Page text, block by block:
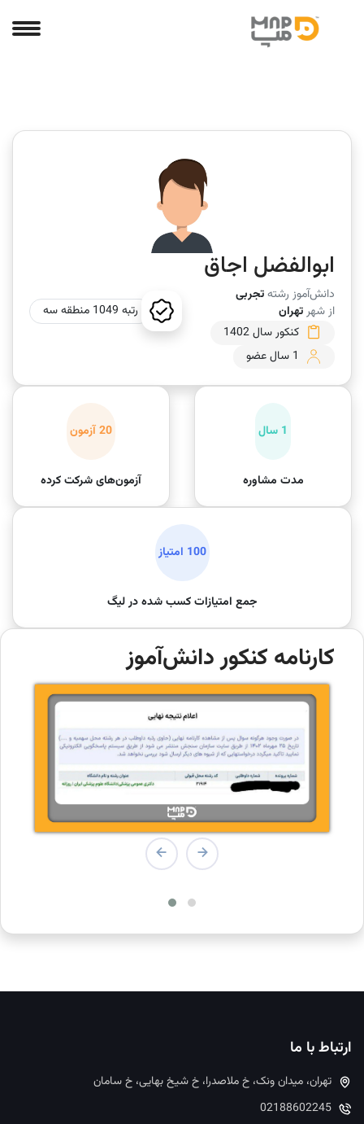
ابوالفضل اجاق
دانش‌آموز رشتهتجربی
از شهرتهران
کنکور سال 1402
1 سال عضو
رتبه 1049 منطقه سه
1 سال
مدت مشاوره
20 آزمون
آزمون‌های شرکت کرده
100 امتیاز
جمع امتیازات کسب شده در لیگ
کارنامه کنکور دانش‌آموز
ارتباط با ما
تهران، میدان ونک، خ ملاصدرا، خ شیخ بهایی، خ سامان
02188602245